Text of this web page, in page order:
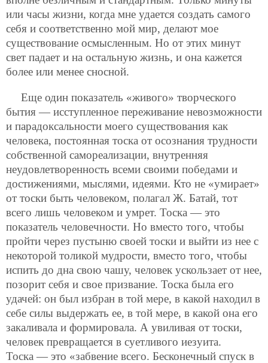
или часы жизни, когда мне удается создать самого
себя и соответственно мой мир, делают мое
существование осмысленным. Но от этих минут
свет падает и на остальную жизнь, и она кажется
более или менее сносной.
Еще один показатель «живого» творческого
бытия — исступленное переживание невозможности
и парадоксальности моего существования как
человека, постоянная тоска от осознания трудности
собственной самореализации, внутренняя
неудовлетворенность всеми своими победами и
достижениями, мыслями, идеями. Кто не «умирает»
от тоски быть человеком, полагал Ж. Батай, тот
всего лишь человеком и умрет. Тоска — это
показатель человечности. Но вместо того, чтобы
пройти через пустыню своей тоски и выйти из нее с
некоторой толикой мудрости, вместо того, чтобы
испить до дна свою чашу, человек ускользает от нее,
позорит себя и свое призвание. Тоска была его
удачей: он был избран в той мере, в какой находил в
себе силы выдержать ее, в той мере, в какой она его
закаливала и формировала. А увиливая от тоски,
человек превращается в суетливого иезуита.
Тоска — это «забвение всего. Бесконечный спуск в